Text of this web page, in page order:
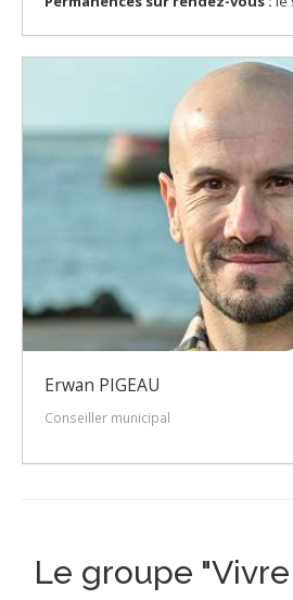
Erwan PIGEAU
Conseiller municipal
Le groupe